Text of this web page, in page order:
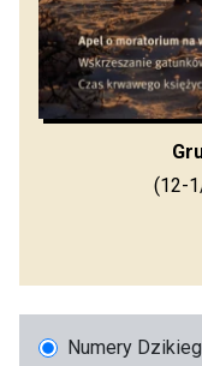
(12-
Numery